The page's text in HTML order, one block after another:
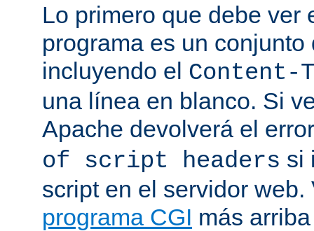
Lo primero que debe ver
programa es un
incluyendo el Content-
una línea en blanco. Si
Apache devolverá el
of script headers si
script en el servidor
programa CGI más